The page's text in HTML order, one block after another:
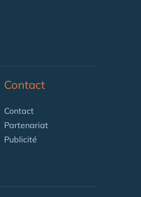
Contact
Contact
Partenariat
Publicité